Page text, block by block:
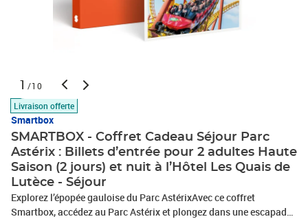
1 /10
Livraison offerte
Smartbox
SMARTBOX - Coffret Cadeau Séjour Parc
Astérix : Billets d’entrée pour 2 adultes Haute
Saison (2 jours) et nuit à l’Hôtel Les Quais de
Lutèce - Séjour
Explorez l’épopée gauloise du Parc AstérixAvec ce coffret
Smartbox, accédez au Parc Astérix et plongez dans une escapade